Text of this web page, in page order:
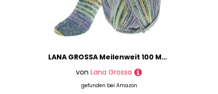
LANA GROSSA Meilenweit 100 Merino extrafine Luna | Hochwertiges Sockengarn, waschmaschinenfest | Handstrickgarn aus 75% Schurwolle & 25% Polyamid | 100g Wolle, Stricken & Häkeln | 420m Garn FB4114
von Lana Grossa
gefunden bei Amazon